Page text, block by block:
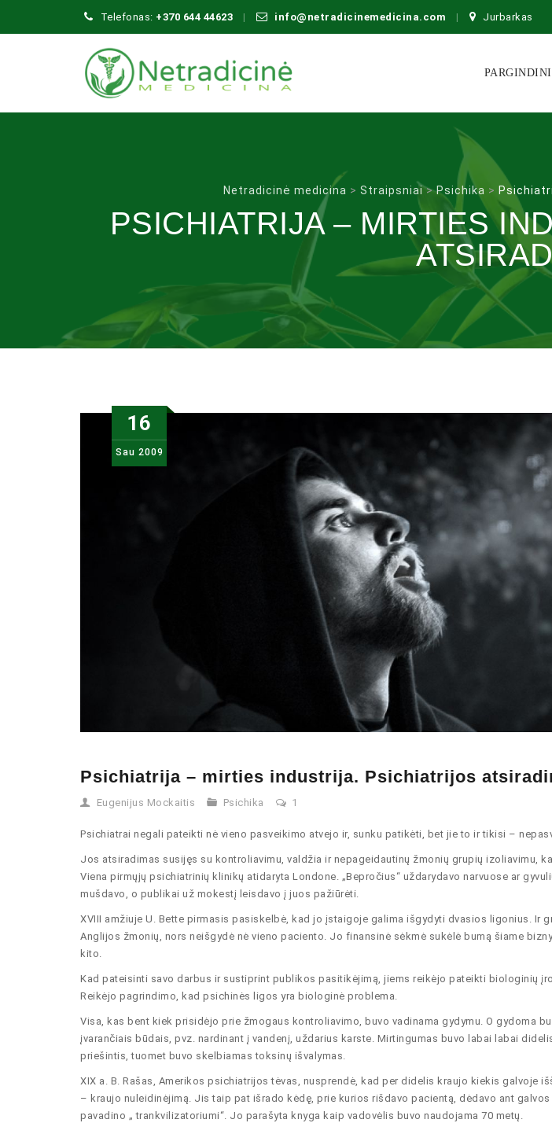
Telefonas: +370 644 44623 info@netradicinemedicina.com Jurbarkas
content
Netradicinė medicina > Straipsniai>Psichika >
PSICHIATRIJA – MIRTIES
16
Sau 2009
Psichiatrija – mirties industrija. Psichiatrijos
Eugenijus Mockaitis Psichika 1
Psichiatrai negali pateikti nė vieno pasveikimo atvejo ir, sunku patikėti, bet jie to ir tikisi –
Jos atsiradimas susijęs su kontroliavimu, valdžia ir nepageidautinų žmonių grupių izoliavimu,
Viena pirmųjų psichiatrinių klinikų atidaryta Londone. „Bepročius“ uždarydavo narvuose ar
mušdavo, o publikai už mokestį leisdavo į juos pažiūrėti.
XVIII amžiuje U. Bette pirmasis pasiskelbė, kad jo įstaigoje galima išgydyti dvasios ligonius. Ir
Anglijos žmonių, nors neišgydė nė vieno paciento. Jo finansinė sėkmė sukėlė bumą šiame
kito.
Kad pateisinti savo darbus ir sustiprint publikos pasitikėjimą, jiems reikėjo pateikti biologinių
Reikėjo pagrindimo, kad psichinės ligos yra biologinė problema.
Visa, kas bent kiek prisidėjo prie žmogaus kontroliavimo, buvo vadinama gydymu. O gydoma
įvarančiais būdais, pvz. nardinant į vandenį, uždarius karste. Mirtingumas buvo labai labai
priešintis, tuomet buvo skelbiamas toksinų išvalymas.
XIX a. B. Rašas, Amerikos psichiatrijos tėvas, nusprendė, kad per didelis kraujo kiekis galvoje
– kraujo nuleidinėjimą. Jis taip pat išrado kėdę, prie kurios rišdavo pacientą, dėdavo ant
pavadino „ trankvilizatoriumi“. Jo parašyta knyga kaip vadovėlis buvo naudojama 70 metų.